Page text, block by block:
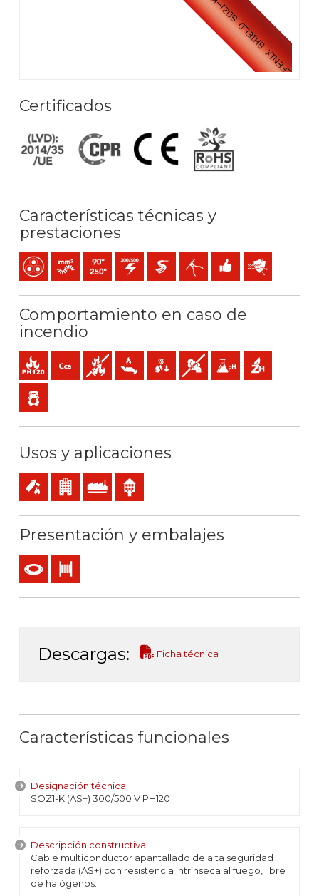
Certificados
Características técnicas y
prestaciones
MultipolarConductor flexible (clase 5) mm2
Temperatura máx. servicio: 90ºC / 250ºC
300 / 500 V C.A.Extra-deslizante
Fácil peladoFácil instalación
Protección
Comportamiento en caso de
incendio
Resistencia al fuego
Cca-s1b,d1,a1 (reacción al fuego)
No propagador de incendio
Baja emisión de calor
Reducida caída de gotas inflamables
Baja emisión y opacidad de
Baja acidez y
Libre de
Baja emisión de gases tóxicos
Usos y aplicaciones
Servicios de seguridad en caso de incendio
Locales de pública concurrencia
Uso industrialUso interior
Presentación y embalajes
Bobina
Descargas: Ficha técnica
Características funcionales
Designación técnica:
SOZ1-K (AS+) 300/500 V PH120
Descripción constructiva:
Cable multiconductor apantallado de alta seguridad
reforzada (AS+) con resistencia intrínseca al fuego, libre
de halógenos.